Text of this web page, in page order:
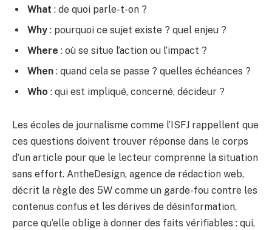
What : de quoi parle-t-on ?
Why : pourquoi ce sujet existe ? quel enjeu ?
Where : où se situe l’action ou l’impact ?
When : quand cela se passe ? quelles échéances ?
Who : qui est impliqué, concerné, décideur ?
Les écoles de journalisme comme l’ISFJ rappellent que
ces questions doivent trouver réponse dans le corps
d’un article pour que le lecteur comprenne la situation
sans effort. AntheDesign, agence de rédaction web,
décrit la règle des 5W comme un garde-fou contre les
contenus confus et les dérives de désinformation,
parce qu’elle oblige à donner des faits vérifiables : qui,